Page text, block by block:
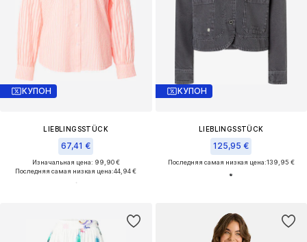
КУПОН
LIEBLINGSSTÜCK
67,41 €
Изначальная цена: 99,90 €
Последняя самая низкая цена:44,94 €
КУПОН
LIEBLINGSSTÜCK
125,95 €
Последняя самая низкая цена:139,95 €